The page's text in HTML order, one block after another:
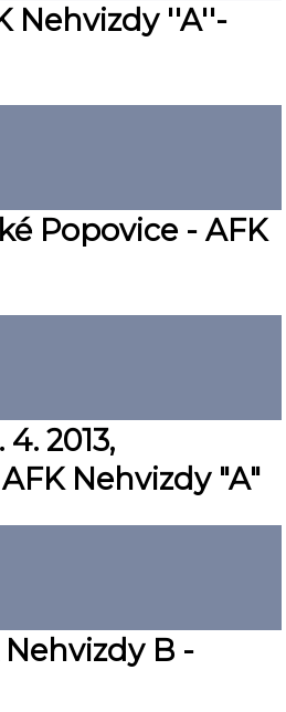
Nehvizdy ''A''-
Popovice - AFK
4. 2013,
Nehvizdy "A"
B -